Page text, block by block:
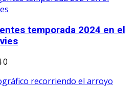
temporada 2024 en el
0